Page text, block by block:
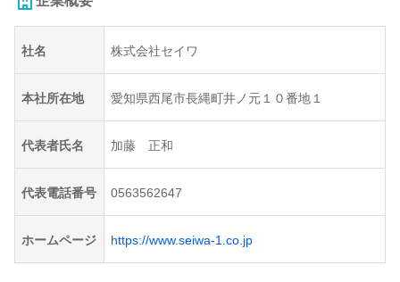
社名 株式会社セイワ
本社所在地 愛知県西尾市長縄町井ノ元１０番地１
代表者氏名 加藤 正和
代表電話番号 0563562647
ホームページ https://www.seiwa-1.co.jp